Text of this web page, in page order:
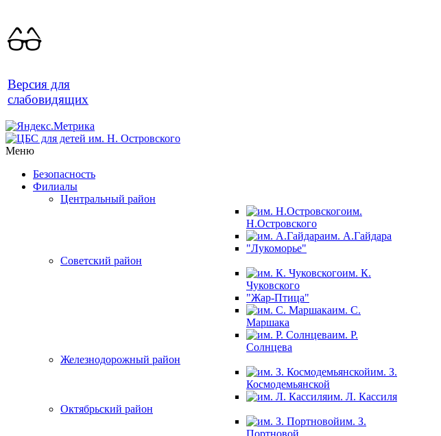
Версия для
слабовидящих
Меню
Безопасность
Филиалы
Центральный район
им.
Н.Островского
им. А.Гайдара
"Лукоморье"
Советский район
им. К.
Чуковского
"Жар-Птица"
им. С.
Маршака
им. Р.
Солнцева
Железнодорожный район
им. З.
Космодемьянской
им. Л. Кассиля
Октябрьский район
им. З.
Портновой